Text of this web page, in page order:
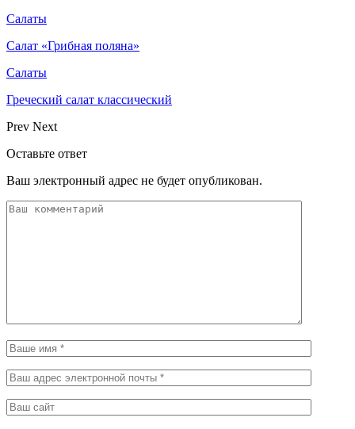
Салаты
Салат «Грибная поляна»
Салаты
Греческий салат классический
Prev Next
Оставьте ответ
Ваш электронный адрес не будет опубликован.